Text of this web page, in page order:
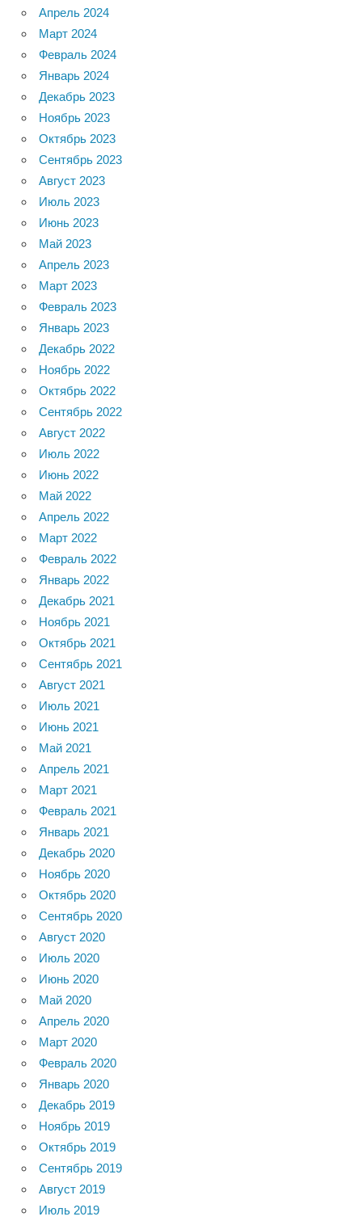
Апрель 2024
Март 2024
Февраль 2024
Январь 2024
Декабрь 2023
Ноябрь 2023
Октябрь 2023
Сентябрь 2023
Август 2023
Июль 2023
Июнь 2023
Май 2023
Апрель 2023
Март 2023
Февраль 2023
Январь 2023
Декабрь 2022
Ноябрь 2022
Октябрь 2022
Сентябрь 2022
Август 2022
Июль 2022
Июнь 2022
Май 2022
Апрель 2022
Март 2022
Февраль 2022
Январь 2022
Декабрь 2021
Ноябрь 2021
Октябрь 2021
Сентябрь 2021
Август 2021
Июль 2021
Июнь 2021
Май 2021
Апрель 2021
Март 2021
Февраль 2021
Январь 2021
Декабрь 2020
Ноябрь 2020
Октябрь 2020
Сентябрь 2020
Август 2020
Июль 2020
Июнь 2020
Май 2020
Апрель 2020
Март 2020
Февраль 2020
Январь 2020
Декабрь 2019
Ноябрь 2019
Октябрь 2019
Сентябрь 2019
Август 2019
Июль 2019